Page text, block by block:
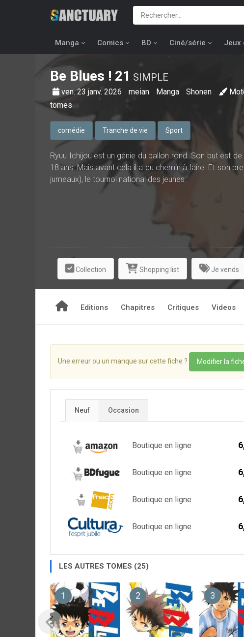
Manga Comics BD Ciné/série Jeux
Be Blues ! 21 SIMPLE
ven. 23 janv. 2026 meian Manga Shonen
tomes
comédie Tranche de vie Sport
Ryuu Ichijou est un génie du ballon rond. Son but est
18 ans. Mais avant cela il a du chemin à faire. Et son
jumeaux), le tournoi national des jeunes.
Collection Shopping list Je vends
Editions Chapitres Critiques Videos
Une erreur ou un manque sur cette fiche ? Modifier la
Neuf Occasion
Boutique en ligne
Boutique en ligne
Boutique en ligne
Boutique en ligne
LES AUTRES TOMES (25)
1 2 3